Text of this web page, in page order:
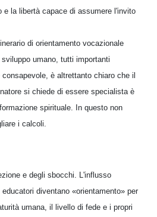
e la libertà capace di assumere l'invito
di orientamento vocazionale
umano, tutti importanti
è altrettanto chiaro che il
si chiede di essere specialista è
spirituale. In questo non
i calcoli.
e degli sbocchi. L'influsso
diventano «orientamento» per
umana, il livello di fede e i propri